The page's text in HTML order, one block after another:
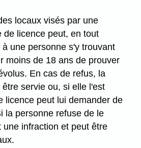
locaux visés par une
de licence peut, en tout
une personne s'y trouvant
moins de 18 ans de prouver
En cas de refus, la
servie ou, si elle l'est
licence peut lui demander de
la personne refuse de le
une infraction et peut être